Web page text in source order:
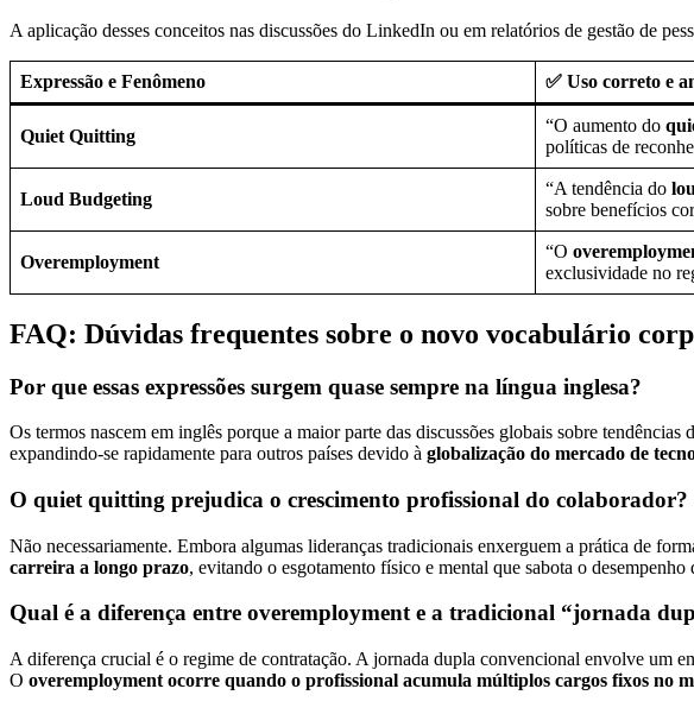
A aplicação desses conceitos nas discussões do LinkedIn ou em relatórios de gestão de
Expressão e Fenômeno ✅ Uso correto e
Quiet Quitting
“O aumento do
políticas de
Loud Budgeting
“A tendência do
sobre benefícios
Overemployment
“O
exclusividade no
FAQ: Dúvidas frequentes sobre o novo vocabulário
Por que essas expressões surgem quase sempre na língua inglesa?
Os termos nascem em inglês porque a maior parte das discussões globais sobre
expandindo-se rapidamente para outros países devido à globalização do mercado de
O quiet quitting prejudica o crescimento profissional do colaborador?
Não necessariamente. Embora algumas lideranças tradicionais enxerguem a prática de
carreira a longo prazo, evitando o esgotamento físico e mental que sabota o
Qual é a diferença entre overemployment e a tradicional “jornada
A diferença crucial é o regime de contratação. A jornada dupla convencional envolve um
O overemployment ocorre quando o profissional acumula múltiplos cargos fixos no